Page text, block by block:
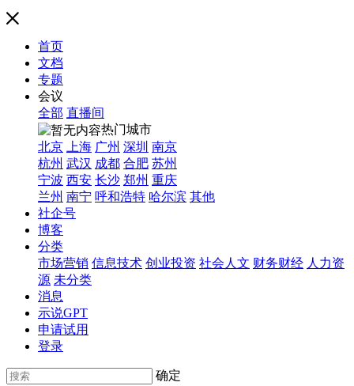
首页
文档
专题
会议
全部 直播间
热门城市
北京
上海 广州 深圳 南京
杭州 武汉 成都 合肥 苏州
宁波 西安 长沙 郑州 重庆
兰州 南宁 呼和浩特 哈尔滨 其他
社企号
博客
分类
市场营销 信息技术 创业投资 社会人文 财务财经 人力资
源 未分类
消息
示说GPT
申请试用
登录
确定